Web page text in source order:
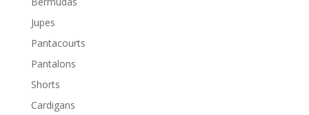
Jupes
Pantacourts
Pantalons
Shorts
Cardigans